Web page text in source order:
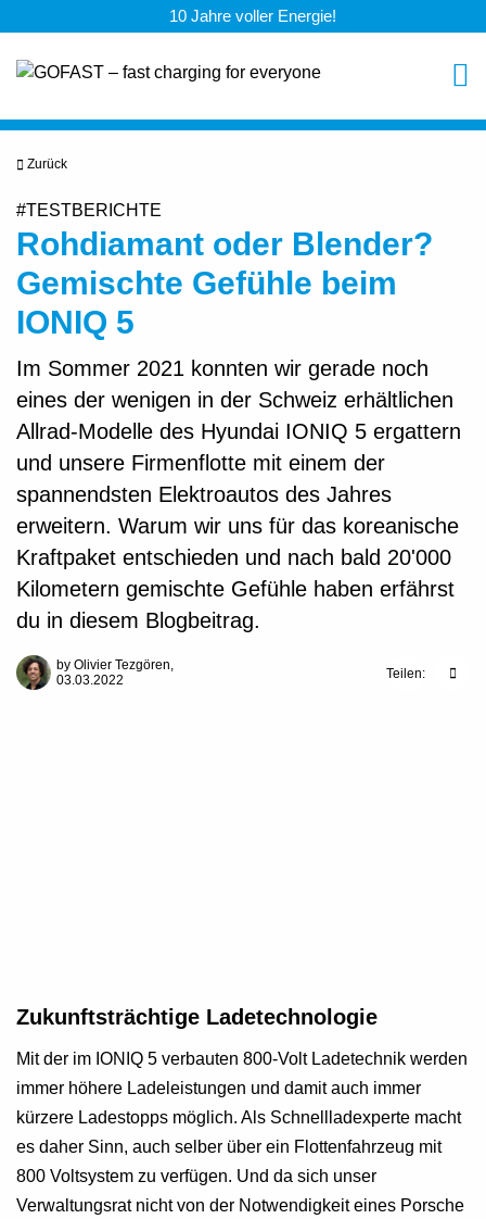
10 Jahre voller Energie!
Zurück
#TESTBERICHTE
Rohdiamant oder Blender?
Gemischte Gefühle beim
IONIQ 5
Im Sommer 2021 konnten wir gerade noch
eines der wenigen in der Schweiz erhältlichen
Allrad-Modelle des Hyundai IONIQ 5 ergattern
und unsere Firmenflotte mit einem der
spannendsten Elektroautos des Jahres
erweitern. Warum wir uns für das koreanische
Kraftpaket entschieden und nach bald 20'000
Kilometern gemischte Gefühle haben erfährst
du in diesem Blogbeitrag.
by Olivier Tezgören,
03.03.2022
Teilen:
Zukunftsträchtige Ladetechnologie
Mit der im IONIQ 5 verbauten 800-Volt Ladetechnik werden
immer höhere Ladeleistungen und damit auch immer
kürzere Ladestopps möglich. Als Schnellladexperte macht
es daher Sinn, auch selber über ein Flottenfahrzeug mit
800 Voltsystem zu verfügen. Und da sich unser
Verwaltungsrat nicht von der Notwendigkeit eines Porsche